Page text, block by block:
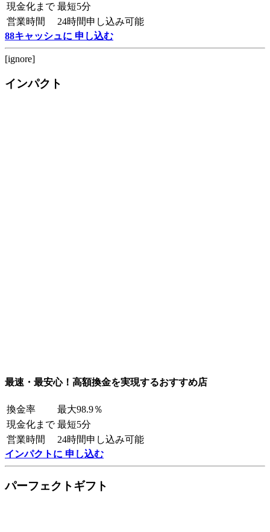
現金化まで 最短5分
営業時間
24時間申し込み可能
88キャッシュに 申し込む
[ignore]
インパクト
最速・最安心！高額換金を実現するおすすめ店
換金率
最大98.9％
現金化まで 最短5分
営業時間
24時間申し込み可能
インパクトに 申し込む
パーフェクトギフト